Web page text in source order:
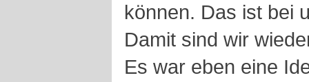
können. Das ist bei
Damit sind wir
Es war eben eine